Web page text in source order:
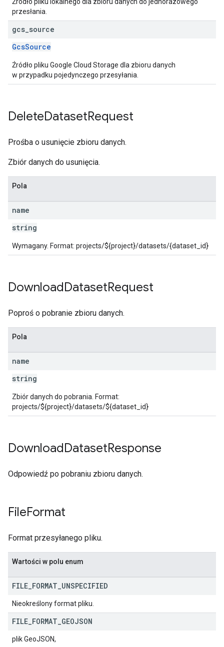
przesłania.
gcs source
GcsSource
Źródło pliku Google Cloud Storage dla zbioru danych
w przypadku pojedynczego przesyłania.
DeleteDatasetRequest
Prośba o usunięcie zbioru danych.
Zbiór danych do usunięcia.
Pola
name
string
Wymagany. Format: projects/${project}/datasets/{dataset_id}
DownloadDatasetRequest
Poproś o pobranie zbioru danych.
Pola
name
string
Zbiór danych do pobrania. Format:
projects/${project}/datasets/${dataset_id}
DownloadDatasetResponse
Odpowiedź po pobraniu zbioru danych.
FileFormat
Format przesyłanego pliku.
Wartości w polu enum
FILE FORMAT UNSPECIFIED
Nieokreślony format pliku.
FILE FORMAT GEOJSON
plik GeoJSON,